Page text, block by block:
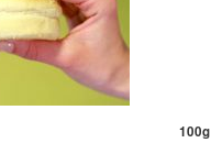
100g